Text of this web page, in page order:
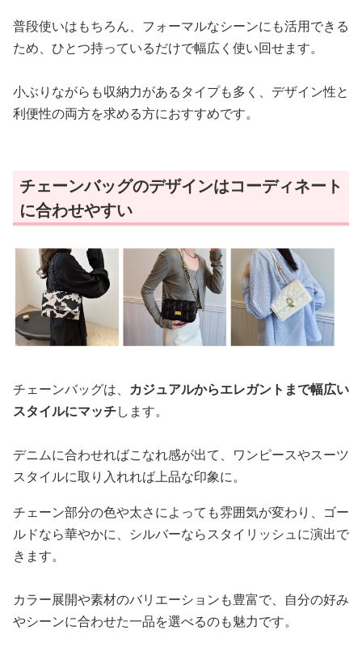
普段使いはもちろん、フォーマルなシーンにも活用できる
ため、ひとつ持っているだけで幅広く使い回せます。
小ぶりながらも収納力があるタイプも多く、デザイン性と
利便性の両方を求める方におすすめです。
チェーンバッグのデザインはコーディネート
に合わせやすい
チェーンバッグは、 カジュアルからエレガントまで幅広い
スタイルにマッチします。
デニムに合わせればこなれ感が出て、ワンピースやスーツ
スタイルに取り入れれば上品な印象に。
チェーン部分の色や太さによっても雰囲気が変わり、ゴー
ルドなら華やかに、シルバーならスタイリッシュに演出で
きます。
カラー展開や素材のバリエーションも豊富で、自分の好み
やシーンに合わせた一品を選べるのも魅力です。